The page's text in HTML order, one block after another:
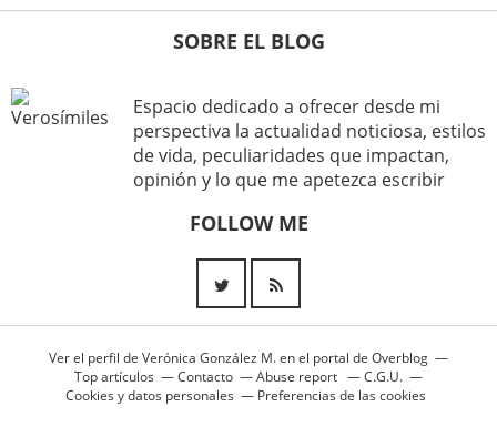
SOBRE EL BLOG
Espacio dedicado a ofrecer desde mi
perspectiva la actualidad noticiosa, estilos
de vida, peculiaridades que impactan,
opinión y lo que me apetezca escribir
FOLLOW ME
Ver el perfil de Verónica González M.en el portal de Overblog
Top artículos
Contacto Abuse report
C.G.U.
Cookies y datos personales
Preferencias de las cookies